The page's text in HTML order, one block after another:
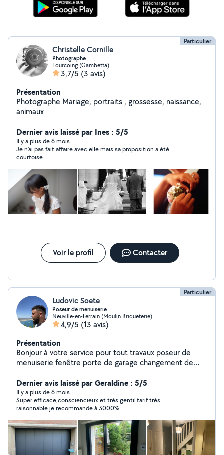
Particulier
Christelle Cornille
Photographe
Tourcoing (Gambetta)
3,7/5 (3 avis)
Présentation
Photographe Mariage, portraits , grossesse, naissance,
animaux
Dernier avis laissé par Ines : 5/5
Il y a plus de 6 mois
Je n'ai pas fait affaire avec elle mais sa proposition a été
courtoise.
Voir le profil Contacter
Particulier
Ludovic Soete
Poseur de menuiserie
Neuville-en-Ferrain (Moulin Briqueterie)
4,9/5 (13 avis)
Présentation
Bonjour à votre service pour tout travaux poseur de
menuiserie fenêtre porte de garage changement de
Dernier avis laissé par Geraldine : 5/5
Il y a plus de 6 mois
Super efficace,consciencieux et très gentil.tarif très
raisonnable.je recommande à 3000%.